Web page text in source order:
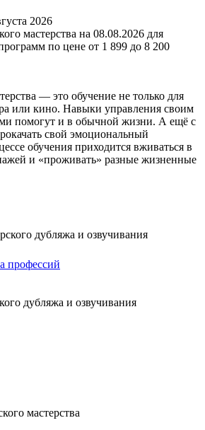
2026
мастерства на 08.08.2026 для
по цене от 1 899 до 8 200
— это обучение не только для
или кино. Навыки управления своим
помогут и в обычной жизни. А ещё с
свой эмоциональный
обучения приходится вживаться в
и «проживать» разные жизненные
профессий
дубляжа и озвучивания